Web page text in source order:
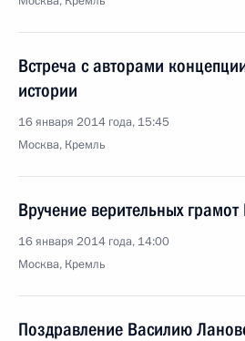
Встреча с авторами
истории
16 января 2014 года, 15:45
Москва, Кремль
Вручение верительных грамот
16 января 2014 года, 14:00
Москва, Кремль
Поздравление Василию